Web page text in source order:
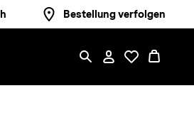
Bestellung verfolgen